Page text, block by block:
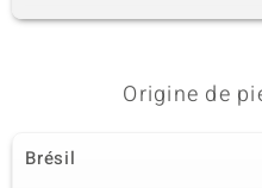
Origine de
Brésil